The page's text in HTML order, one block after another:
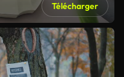
Télécharger